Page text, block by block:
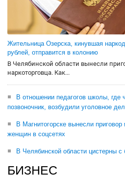
Жительница Озерска, кинувшая
рублей, отправится в колонию
В Челябинской области вынесли
наркоторговца. Как...
В отношении педагогов школы, где
позвоночник, возбудили уголовное
В Магнитогорске вынесли
женщин в соцсетях
В Челябинской области цистерны
БИЗНЕС